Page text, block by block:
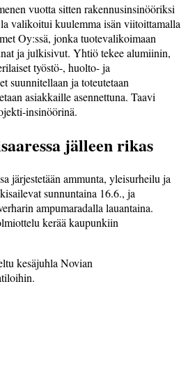
vuotta sitten rakennusinsinööriksi
valikoitui kuulemma isän viitoittamalla
Oy:ssä, jonka tuotevalikoimaan
ja julkisivut. Yhtiö tekee alumiinin,
työstö-, huolto- ja
suunnitellaan ja toteutetaan
asiakkaille asennettuna. Taavi
insinöörinä.
jälleen rikas
järjestetään ammunta, yleisurheilu ja
sunnuntaina 16.6., ja
ampumaradalla lauantaina.
kerää kaupunkiin
kesäjuhla Novian